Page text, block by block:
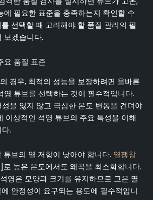
에 필요한 표준을 충족하는지 확인할 수
선택할 때 고려해야 할 품질 관리의 필
보겠습니다.
요 품질 표준
경우, 최적의 성능을 보장하려면 올바른
영 튜브를 선택하는 것이 필수적입니다.
을 잃지 않고 극심한 온도 변동을 견뎌야
이상적인 석영 튜브의 주요 특성을 이해
.
튜브의 열 저항이 낮아야 합니다. 열팽창
로 높은 온도에서도 왜곡을 최소화합니다.
영은 모양과 크기를 유지하므로 고온 멸
안정성이 요구되는 용도에 필수적입니